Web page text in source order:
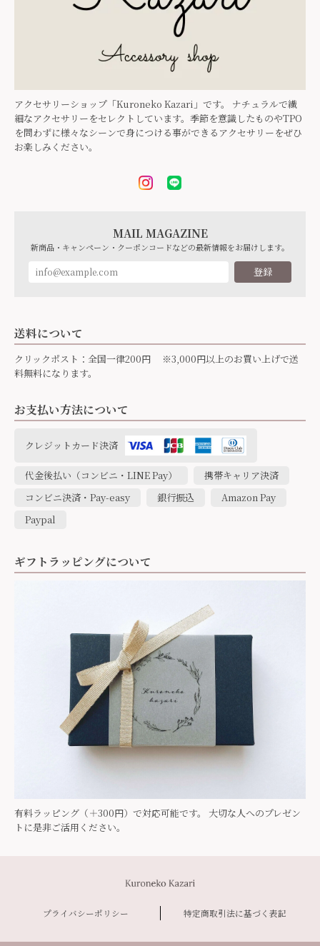
アクセサリーショップ「Kuroneko Kazari」です。 ナチュラルで繊
細なアクセサリーをセレクトしています。季節を意識したものやTPO
を問わずに様々なシーンで身につける事ができるアクセサリーをぜひ
お楽しみください。
MAIL MAGAZINE
新商品・キャンペーン・クーポンコードなどの最新情報をお届けします。
登録
送料について
クリックポスト：全国一律200円 ※3,000円以上のお買い上げで送
料無料になります。
お支払い方法について
クレジットカード決済
代金後払い（コンビニ・LINE Pay）
携帯キャリア決済
コンビニ決済・Pay-easy
銀行振込
Amazon Pay
Paypal
ギフトラッピングについて
有料ラッピング（＋300円）で対応可能です。 大切な人へのプレゼン
トに是非ご活用ください。
プライバシーポリシー 特定商取引法に基づく表記